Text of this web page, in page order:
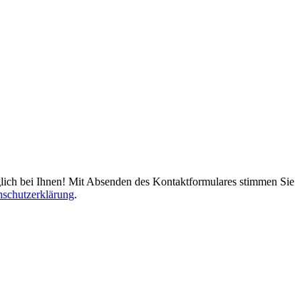
bei Ihnen! Mit Absenden des Kontaktformulares stimmen
.